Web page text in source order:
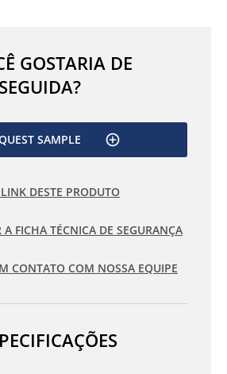
GOSTARIA DE
SAMPLE
DESTE PRODUTO
A FICHA TÉCNICA DE SEGURANÇA
CONTATO COM NOSSA EQUIPE